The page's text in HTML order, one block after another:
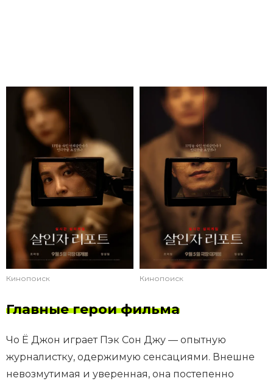
Кинопоиск Кинопоиск
Главные герои фильма
Чо Ё Джон играет Пэк Сон Джу — опытную
журналистку, одержимую сенсациями. Внешне
невозмутимая и уверенная, она постепенно